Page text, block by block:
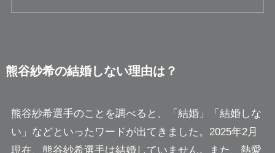
熊谷紗希の結婚しない理由は？
熊谷紗希選手のことを調べると、「結婚」「結婚しな
い」などといったワードが出てきました。2025年2月
現在、熊谷紗希選手は結婚していません。また、熱愛